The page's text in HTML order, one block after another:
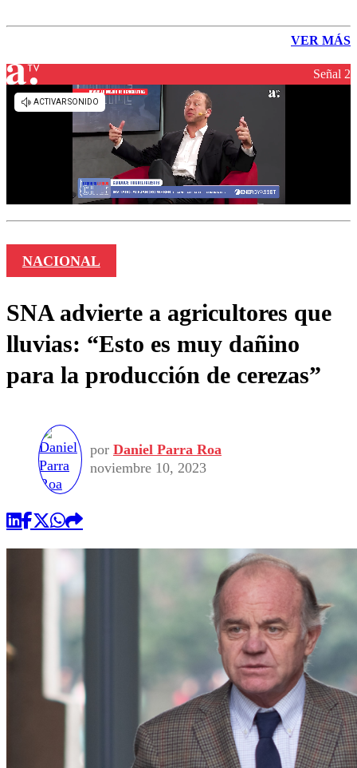
VER MÁS
Señal 2
NACIONAL
SNA advierte a agricultores que
lluvias: “Esto es muy dañino
para la producción de cerezas”
por Daniel Parra Roa
noviembre 10, 2023